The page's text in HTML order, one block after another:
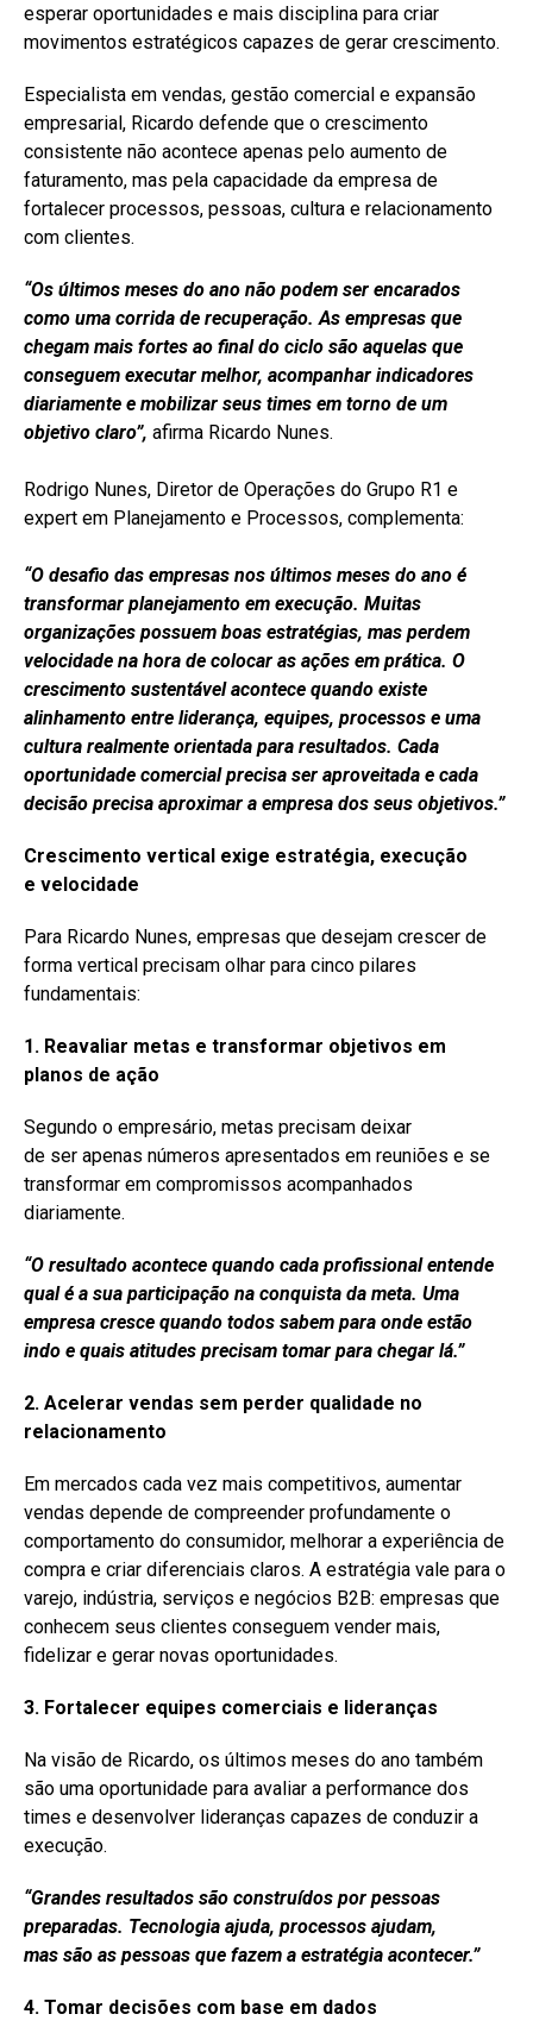
esperar oportunidades e mais disciplina para criar
movimentos estratégicos capazes de gerar crescimento.
Especialista em vendas, gestão comercial e expansão
empresarial, Ricardo defende que o crescimento
consistente não acontece apenas pelo aumento de
faturamento, mas pela capacidade da empresa de
fortalecer processos, pessoas, cultura e relacionamento
com clientes.
“Os últimos meses do ano não podem ser encarados
como uma corrida de recuperação. As empresas que
chegam mais fortes ao final do ciclo são aquelas que
conseguem executar melhor, acompanhar indicadores
diariamente e mobilizar seus times em torno de um
objetivo claro”, afirma Ricardo Nunes.
Rodrigo Nunes, Diretor de Operações do Grupo R1 e
expert em Planejamento e Processos, complementa:
“O desafio das empresas nos últimos meses do ano é
transformar planejamento em execução. Muitas
organizações possuem boas estratégias, mas perdem
velocidade na hora de colocar as ações em prática. O
crescimento sustentável acontece quando existe
alinhamento entre liderança, equipes, processos e uma
cultura realmente orientada para resultados. Cada
oportunidade comercial precisa ser aproveitada e cada
decisão precisa aproximar a empresa dos seus objetivos.”
Crescimento vertical exige estratégia, execução
e velocidade
Para Ricardo Nunes, empresas que desejam crescer de
forma vertical precisam olhar para cinco pilares
fundamentais:
1. Reavaliar metas e transformar objetivos em
planos de ação
Segundo o empresário, metas precisam deixar
de ser apenas números apresentados em reuniões e se
transformar em compromissos acompanhados
diariamente.
“O resultado acontece quando cada profissional entende
qual é a sua participação na conquista da meta. Uma
empresa cresce quando todos sabem para onde estão
indo e quais atitudes precisam tomar para chegar lá.”
2. Acelerar vendas sem perder qualidade no
relacionamento
Em mercados cada vez mais competitivos, aumentar
vendas depende de compreender profundamente o
comportamento do consumidor, melhorar a experiência de
compra e criar diferenciais claros. A estratégia vale para o
varejo, indústria, serviços e negócios B2B: empresas que
conhecem seus clientes conseguem vender mais,
fidelizar e gerar novas oportunidades.
3. Fortalecer equipes comerciais e lideranças
Na visão de Ricardo, os últimos meses do ano também
são uma oportunidade para avaliar a performance dos
times e desenvolver lideranças capazes de conduzir a
execução.
“Grandes resultados são construídos por pessoas
preparadas. Tecnologia ajuda, processos ajudam,
mas são as pessoas que fazem a estratégia acontecer.”
4. Tomar decisões com base em dados